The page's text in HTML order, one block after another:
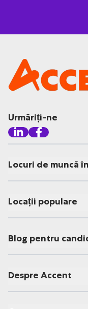
Urmăriți-ne
Locuri de muncă
Locații populare
Blog pentru
Despre Accent